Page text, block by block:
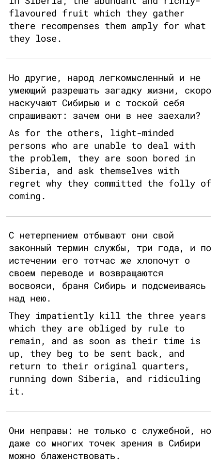
flavoured fruit which they gather
there recompenses them amply for what
they lose.
Но другие, народ легкомысленный и не
умеющий разрешать загадку жизни, скоро
наскучают Сибирью и с тоской себя
спрашивают: зачем они в нее заехали?
As for the others, light-minded
persons who are unable to deal with
the problem, they are soon bored in
Siberia, and ask themselves with
regret why they committed the folly of
coming.
С нетерпением отбывают они свой
законный термин службы, три года, и по
истечении его тотчас же хлопочут о
своем переводе и возвращаются
восвояси, браня Сибирь и подсмеиваясь
над нею.
They impatiently kill the three years
which they are obliged by rule to
remain, and as soon as their time is
up, they beg to be sent back, and
return to their original quarters,
running down Siberia, and ridiculing
it.
Они неправы: не только с служебной, но
даже со многих точек зрения в Сибири
можно блаженствовать.